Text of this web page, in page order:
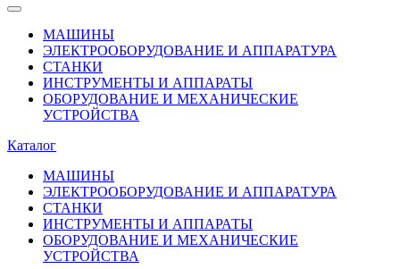
МАШИНЫ
ЭЛЕКТРООБОРУДОВАНИЕ И АППАРАТУРА
СТАНКИ
ИНСТРУМЕНТЫ И АППАРАТЫ
ОБОРУДОВАНИЕ И МЕХАНИЧЕСКИЕ
УСТРОЙСТВА
Каталог
МАШИНЫ
ЭЛЕКТРООБОРУДОВАНИЕ И АППАРАТУРА
СТАНКИ
ИНСТРУМЕНТЫ И АППАРАТЫ
ОБОРУДОВАНИЕ И МЕХАНИЧЕСКИЕ
УСТРОЙСТВА